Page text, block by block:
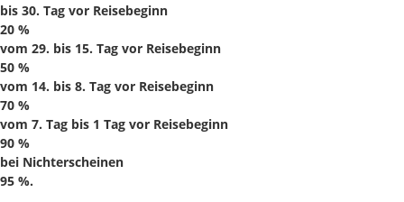
bis 30. Tag vor Reisebeginn
20 %
vom 29. bis 15. Tag vor Reisebeginn
50 %
vom 14. bis 8. Tag vor Reisebeginn
70 %
vom 7. Tag bis 1 Tag vor Reisebeginn
90 %
bei Nichterscheinen
95 %.